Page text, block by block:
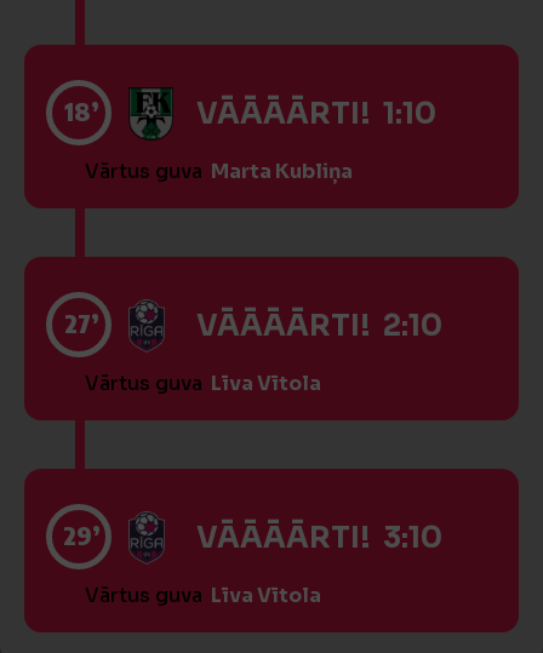
18’ VĀĀĀĀRTI! 1:10
Vārtus guva Marta Kubliņa
27’ VĀĀĀĀRTI! 2:10
Vārtus guva Līva Vītola
29’ VĀĀĀĀRTI! 3:10
Vārtus guva Līva Vītola